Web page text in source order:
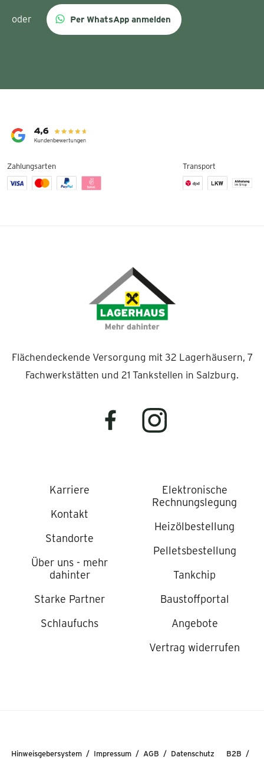
oder Per WhatsApp anmelden
Zahlungsarten Transport
Flächendeckende Versorgung mit 32 Lagerhäusern, 7
Fachwerkstätten und 21 Tankstellen in Salzburg.
Karriere
Kontakt
Standorte
Über uns - mehr
dahinter
Starke Partner
Schlaufuchs
Elektronische
Rechnungslegung
Heizölbestellung
Pelletsbestellung
Tankchip
Baustoffportal
Angebote
Vertrag widerrufen
Hinweisgebersystem Impressum AGB Datenschutz B2B